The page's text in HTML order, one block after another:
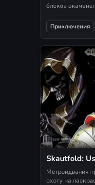
блоков
Приключения
Skautfold:
Метроидвания
охоту на